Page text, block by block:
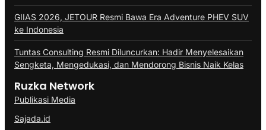
GIIAS 2026, JETOUR Resmi Bawa Era Adventure PHEV SUV
ke Indonesia
Tuntas Consulting Resmi Diluncurkan: Hadir Menyelesaikan
Sengketa, Mengedukasi, dan Mendorong Bisnis Naik Kelas
Ruzka Network
Publikasi Media
Sajada.id